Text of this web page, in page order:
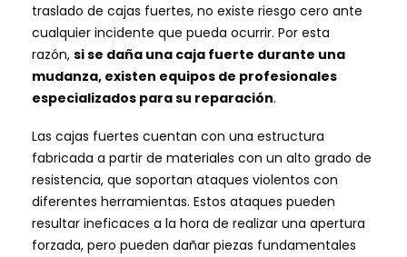
traslado de cajas fuertes, no existe riesgo cero ante
cualquier incidente que pueda ocurrir. Por esta
razón, si se daña una caja fuerte durante una
mudanza, existen equipos de profesionales
especializados para su reparación.
Las cajas fuertes cuentan con una estructura
fabricada a partir de materiales con un alto grado de
resistencia, que soportan ataques violentos con
diferentes herramientas. Estos ataques pueden
resultar ineficaces a la hora de realizar una apertura
forzada, pero pueden dañar piezas fundamentales